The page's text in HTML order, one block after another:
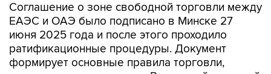
Соглашение о зоне свободной торговли между
ЕАЭС и ОАЭ было подписано в Минске 27
июня 2025 года и после этого проходило
ратификационные процедуры. Документ
формирует основные правила торговли,